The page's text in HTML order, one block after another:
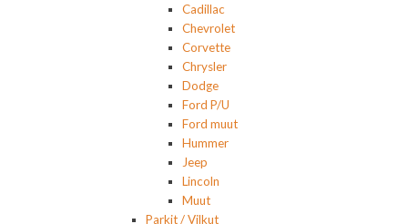
Cadillac
Chevrolet
Corvette
Chrysler
Dodge
Ford P/U
Ford muut
Hummer
Jeep
Lincoln
Muut
Parkit / Vilkut